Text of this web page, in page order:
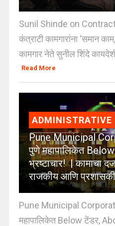
Sunil Shinde on
कंत्राटी कामगारांना ‘समान
कामगार नेते सुनील शिंदे
Read More
ADMINISTRATIVE
Pune Municipal
पुणे महापालिकेत
भ्रष्टाचार! | कामाचा
राजकीय आणि
Pune Municipal
महापालिकेत Below टेंडर,